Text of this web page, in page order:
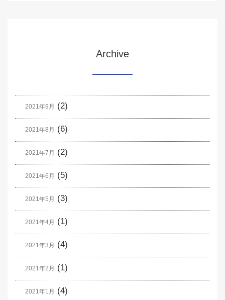
Archive
2021年9月 (2)
2021年8月 (6)
2021年7月 (2)
2021年6月 (5)
2021年5月 (3)
2021年4月 (1)
2021年3月 (4)
2021年2月 (1)
2021年1月 (4)